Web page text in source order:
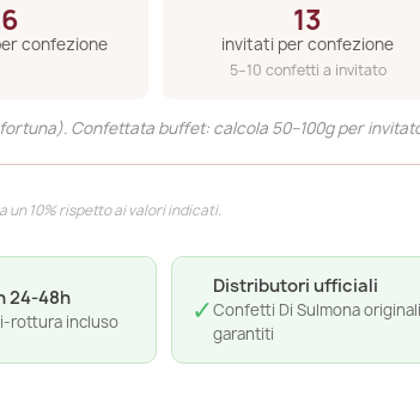
confezione
13
invitati per confezione
5–10 confetti a invitato
Confettata buffet: calcola 50–100g per
un 10% rispetto ai valori indicati.
24-48h
rottura incluso ✓
Distributori ufficiali
Confetti Di Sulmona
garantiti